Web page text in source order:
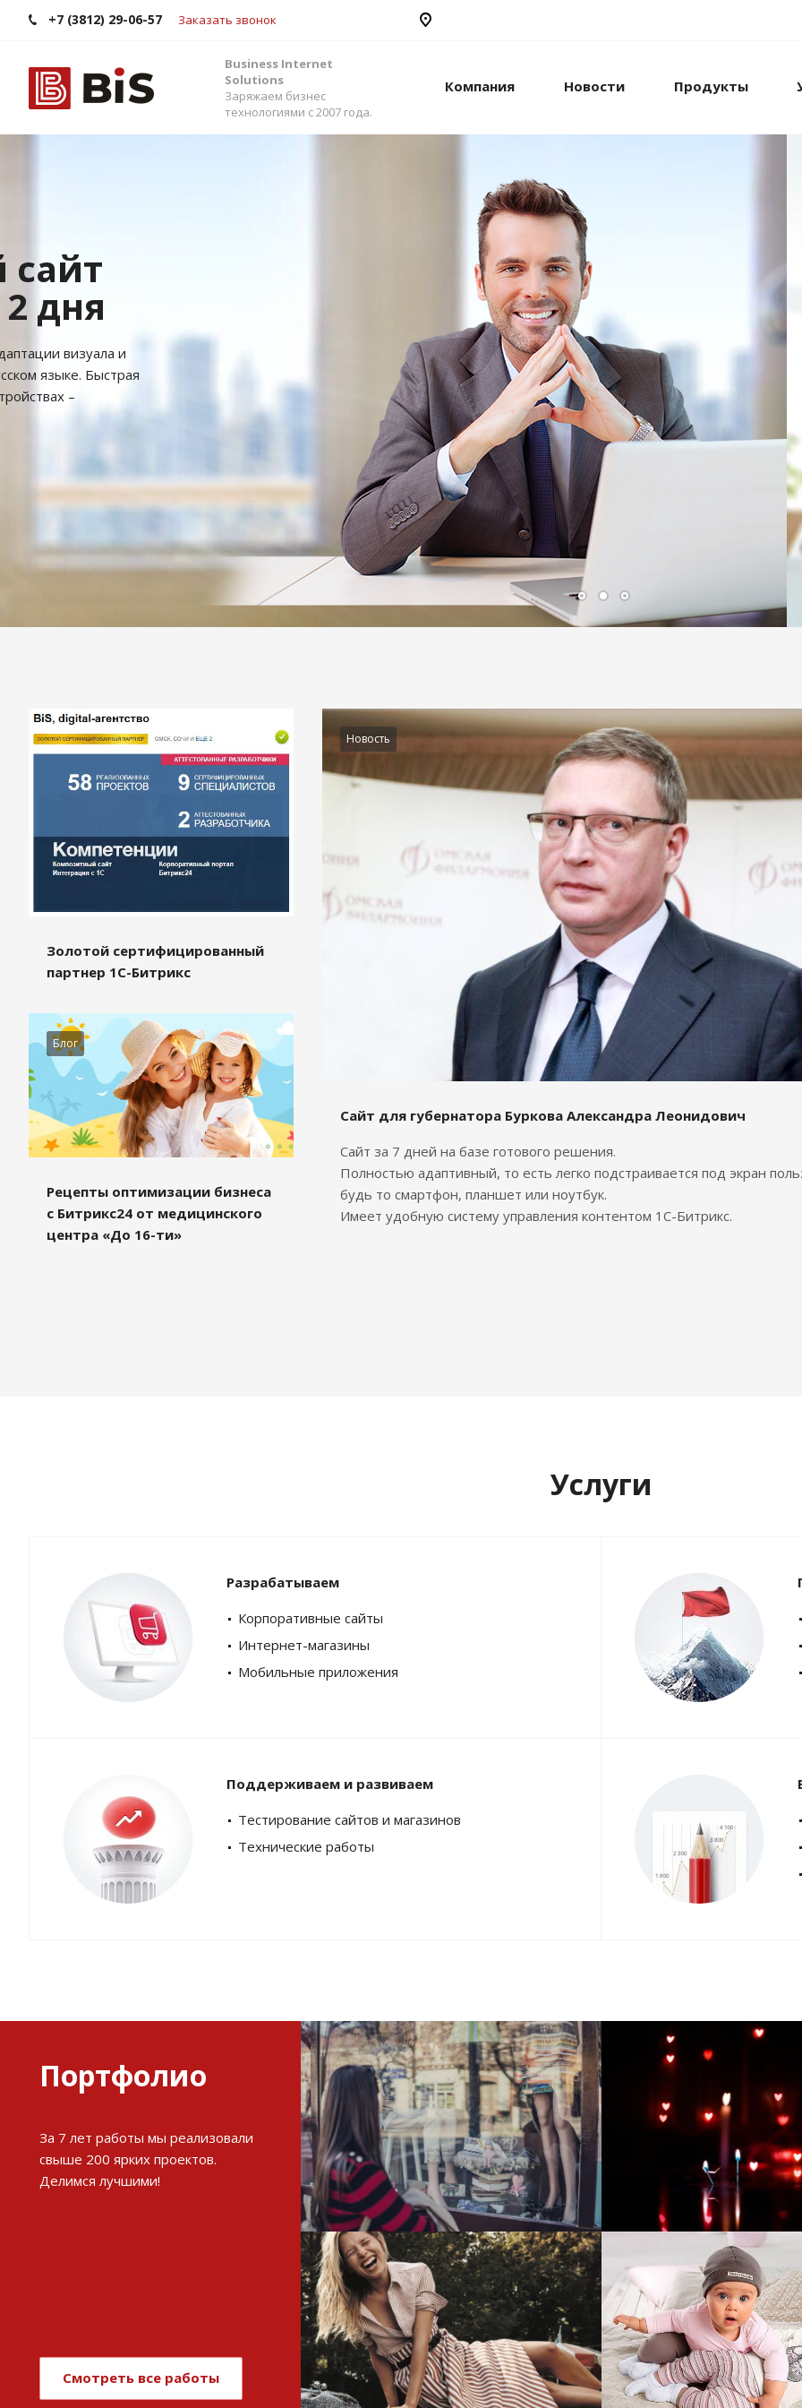
+7 (3812) 29-06-57 Заказать звонок
Business Internet
Solutions
Заряжаем бизнес
технологиями с 2007 года.
Компания Новости Продукты
Внедрение Битрикс24
Стройте работу в команде, управляйте продажами и компанией с
помощью одной из самых популярных CRM-систем.
Помогаем выбрать версию, настроить интеграцию с внешними
сервисами и автоматизировать бизнес-процессы.
Золотой сертифицированный
партнер 1С-Битрикс
Блог
Рецепты оптимизации бизнеса
с Битрикс24 от медицинского
центра «До 16-ти»
Новость
Сайт для губернатора Буркова Александра Леонидович
Сайт за 7 дней на базе готового решения.
Полностью адаптивный, то есть легко подстраивается под экран
будь то смартфон, планшет или ноутбук.
Имеет удобную систему управления контентом 1С-Битрикс.
Услуги
Разрабатываем
Корпоративные сайты
Интернет-магазины
Мобильные приложения
Поддерживаем и развиваем
Тестирование сайтов и магазинов
Технические работы
Портфолио
За 7 лет работы мы реализовали
свыше 200 ярких проектов.
Делимся лучшими!
Смотреть все работы
Развитие и поддержка
интернет-витрины StepClub
Смотреть проект
Развитие
магазина "Всё
Смотреть проект
Имиджевый сайт для сети
магазинов Soho Project
Увеличили
интернет-
topdatop.ru на